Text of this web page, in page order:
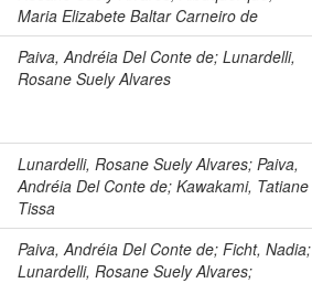
Maria Elizabete Baltar Carneiro de
Paiva, Andréia Del Conte de; Lunardelli,
Rosane Suely Alvares
Lunardelli, Rosane Suely Alvares; Paiva,
Andréia Del Conte de; Kawakami, Tatiane
Tissa
Paiva, Andréia Del Conte de; Ficht, Nadia;
Lunardelli, Rosane Suely Alvares;